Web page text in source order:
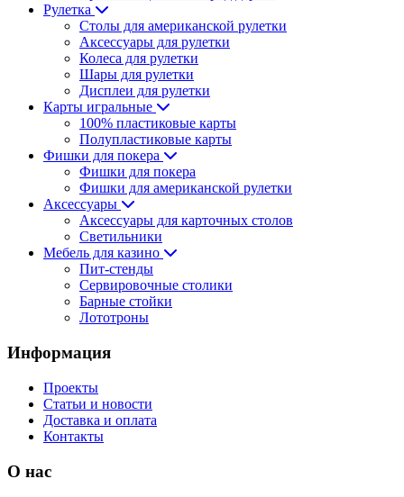
Рулетка
Столы для американской рулетки
Аксессуары для рулетки
Колеса для рулетки
Шары для рулетки
Дисплеи для рулетки
Карты игральные
100% пластиковые карты
Полупластиковые карты
Фишки для покера
Фишки для покера
Фишки для американской рулетки
Аксессуары
Аксессуары для карточных столов
Светильники
Мебель для казино
Пит-стенды
Сервировочные столики
Барные стойки
Лототроны
Информация
Проекты
Статьи и новости
Доставка и оплата
Контакты
О нас